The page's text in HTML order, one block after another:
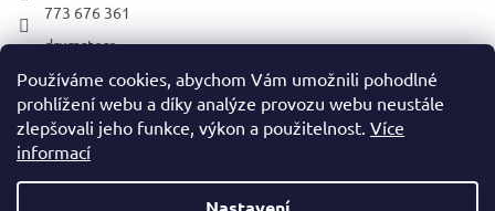
Používáme cookies, abychom Vám umožnili pohodlné
prohlížení webu a díky analýze provozu webu neustále
zlepšovali jeho funkce, výkon a použitelnost. Více
informací
773 676 361
drumstore
drumstore.cz
https://www.youtube.com/@DRUMSTOREPRAGUE